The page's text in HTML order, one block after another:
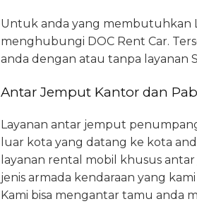
Untuk anda yang membutuhkan
menghubungi DOC Rent Car.
anda dengan atau tanpa layanan
Antar Jemput Kantor dan
Layanan antar jemput
luar kota yang datang ke kota
layanan rental mobil khusus
jenis armada kendaraan yang
Kami bisa mengantar tamu anda